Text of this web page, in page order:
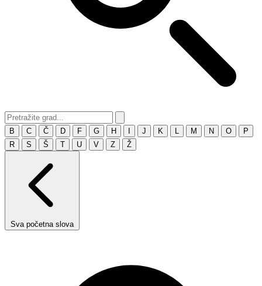
B C Č D F G H J K M N O
P
R
S Š T U V Z Ž
Sva početna slova